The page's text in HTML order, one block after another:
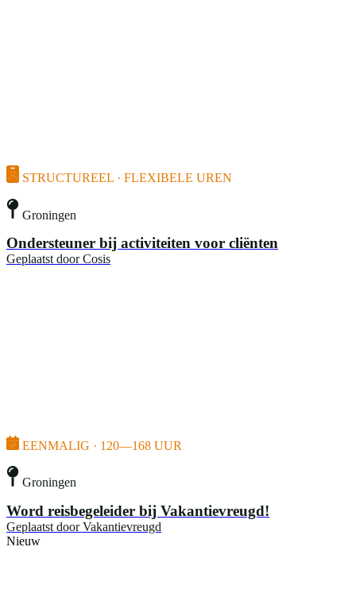
STRUCTUREEL · FLEXIBELE UREN
Groningen
Ondersteuner bij activiteiten voor cliënten
Geplaatst door Cosis
EENMALIG · 120—168 UUR
Groningen
Word reisbegeleider bij Vakantievreugd!
Geplaatst door Vakantievreugd
Nieuw